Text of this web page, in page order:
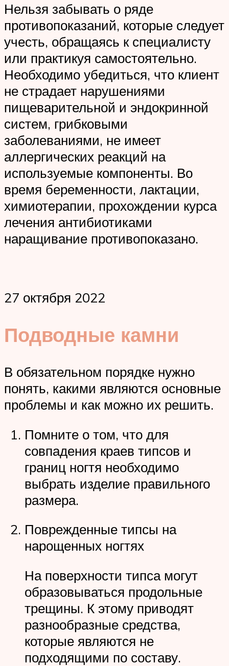
Нельзя забывать о ряде
противопоказаний, которые следует
учесть, обращаясь к специалисту
или практикуя самостоятельно.
Необходимо убедиться, что клиент
не страдает нарушениями
пищеварительной и эндокринной
систем, грибковыми
заболеваниями, не имеет
аллергических реакций на
используемые компоненты. Во
время беременности, лактации,
химиотерапии, прохождении курса
лечения антибиотиками
наращивание противопоказано.
27 октября 2022
Подводные камни
В обязательном порядке нужно
понять, какими являются основные
проблемы и как можно их решить.
Помните о том, что для
совпадения краев типсов и
границ ногтя необходимо
выбрать изделие правильного
размера.
Поврежденные типсы на
нарощенных ногтях
На поверхности типса могут
образовываться продольные
трещины. К этому приводят
разнообразные средства,
которые являются не
подходящими по составу.